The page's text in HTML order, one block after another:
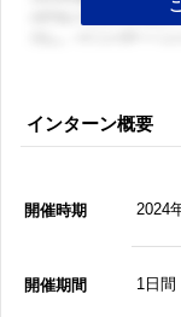
インターン概要
開催時期 2024
開催期間 1日間